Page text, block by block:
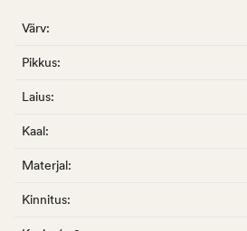
Värv:
Pikkus:
Laius:
Kaal:
Materjal:
Kinnitus: